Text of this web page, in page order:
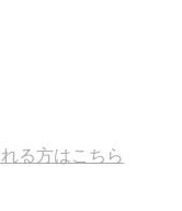
る方はこちら